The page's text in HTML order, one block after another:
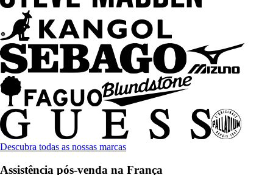
Descubra todas as nossas marcas
Assistência pós-venda na França